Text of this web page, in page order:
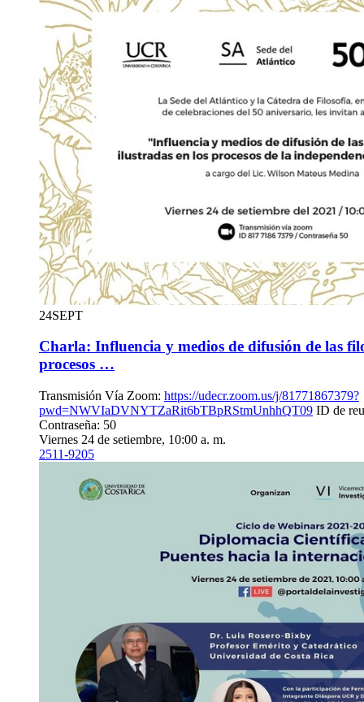
24SEPT
Charla: Influencia y medios de difusión de las
procesos …
Transmisión Vía Zoom: https://udecr.zoom.us/j/81771867379?
pwd=NWVIaDVNYTZaRit6bTBpRStmUnhhQT09 ID de
Contraseña: 50
Viernes 24 de setiembre, 10:00 a. m.
2511-9205